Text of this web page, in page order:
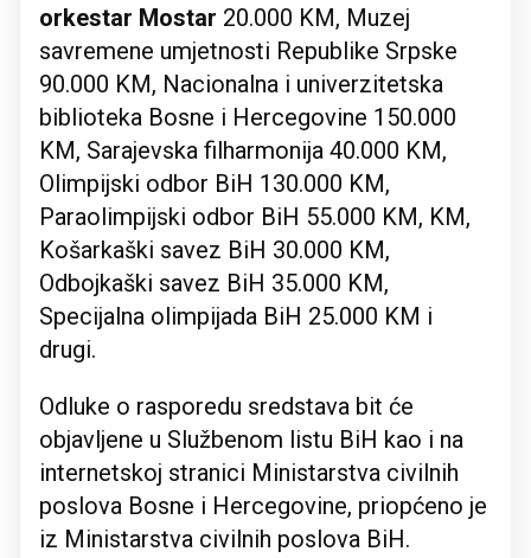
orkestar Mostar 20.000 KM, Muzej
savremene umjetnosti Republike Srpske
90.000 KM, Nacionalna i univerzitetska
biblioteka Bosne i Hercegovine 150.000
KM, Sarajevska filharmonija 40.000 KM,
Olimpijski odbor BiH 130.000 KM,
Paraolimpijski odbor BiH 55.000 KM, KM,
Košarkaški savez BiH 30.000 KM,
Odbojkaški savez BiH 35.000 KM,
Specijalna olimpijada BiH 25.000 KM i
drugi.
Odluke o rasporedu sredstava bit će
objavljene u Službenom listu BiH kao i na
internetskoj stranici Ministarstva civilnih
poslova Bosne i Hercegovine, priopćeno je
iz Ministarstva civilnih poslova BiH.